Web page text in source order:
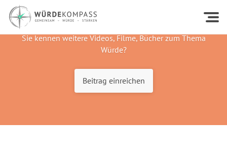
Sie kennen weitere Videos, Filme, Bücher zum Thema
Würde?
Beitrag einreichen